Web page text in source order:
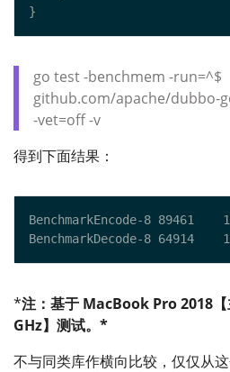
go test -benchmem -run=^$
github.com/apache/dubbo-
-vet=off -v
得到下面结果：
*注：基于 MacBook Pro 2018
GHz】测试。*
不与同类库作横向比较，仅仅从